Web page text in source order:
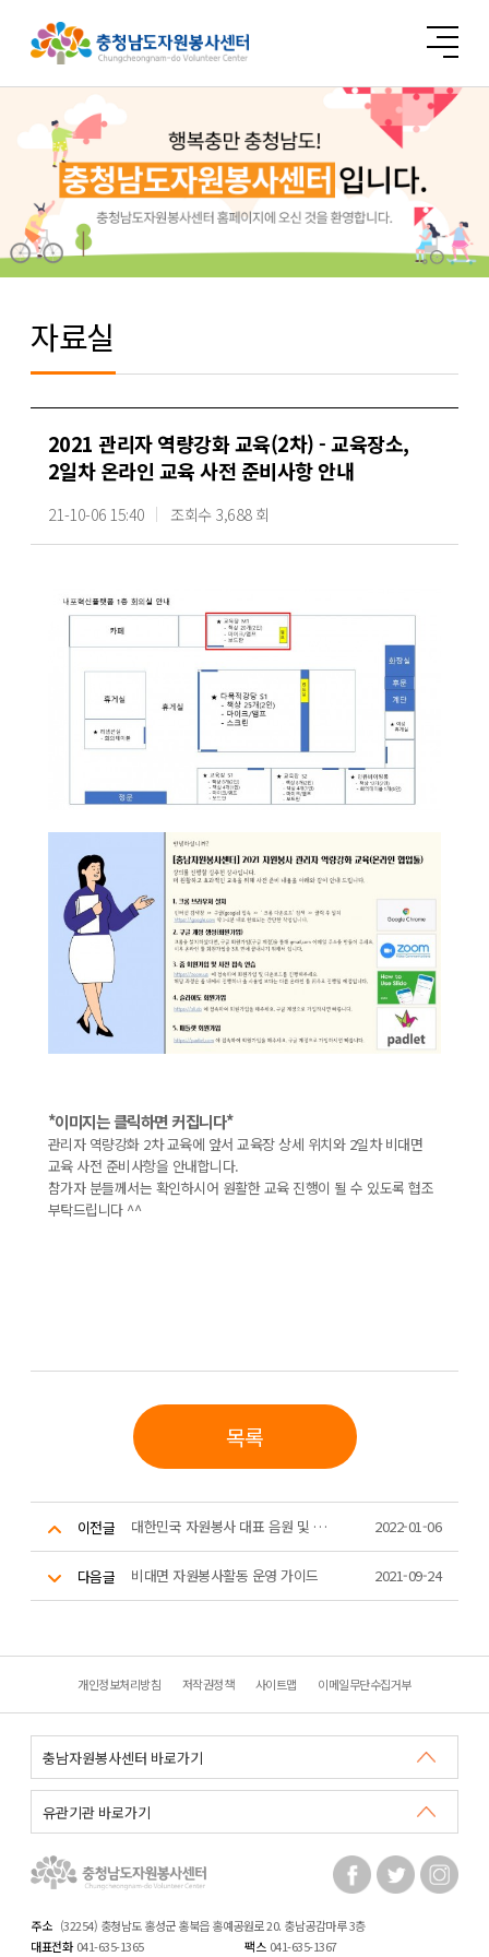
자료실
2021 관리자 역량강화 교육(2차) - 교육장소,
2일차 온라인 교육 사전 준비사항 안내
21-10-06 15:40 조회수 3,688 회
*이미지는 클릭하면 커집니다*
관리자 역량강화 2차 교육에 앞서 교육장 상세 위치와 2일차 비대면
교육 사전 준비사항을 안내합니다.
참가자 분들께서는 확인하시어 원활한 교육 진행이 될 수 있도록 협조
부탁드립니다 ^^
목록
이전글 대한민국 자원봉사 대표 음원 및 영상 활용 안내 2022-01-06
다음글 비대면 자원봉사활동 운영 가이드 2021-09-24
개인정보처리방침 저작권정책 사이트맵 이메일무단수집거부
주소 (32254) 충청남도 홍성군 홍북읍 홍예공원로 20. 충남공감마루 3층
대표전화 041-635-1365 팩스 041-635-1367